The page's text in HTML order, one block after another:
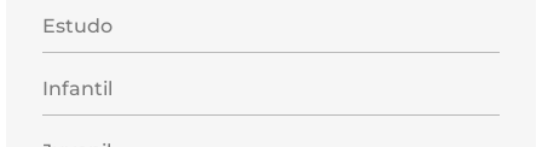
Estudo
Infantil